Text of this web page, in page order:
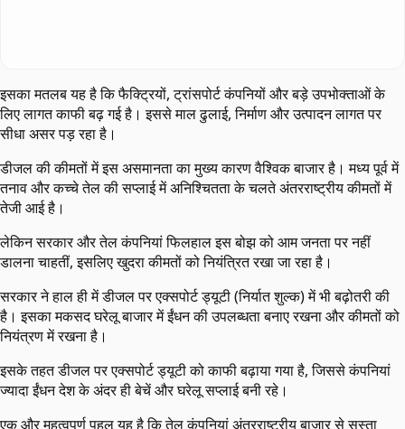
इसका मतलब यह है कि फैक्ट्रियों, ट्रांसपोर्ट कंपनियों और बड़े उपभोक्ताओं के
लिए लागत काफी बढ़ गई है। इससे माल ढुलाई, निर्माण और उत्पादन लागत पर
सीधा असर पड़ रहा है।
डीजल की कीमतों में इस असमानता का मुख्य कारण वैश्विक बाजार है। मध्य पूर्व में
तनाव और कच्चे तेल की सप्लाई में अनिश्चितता के चलते अंतरराष्ट्रीय कीमतों में
तेजी आई है।
लेकिन सरकार और तेल कंपनियां फिलहाल इस बोझ को आम जनता पर नहीं
डालना चाहतीं, इसलिए खुदरा कीमतों को नियंत्रित रखा जा रहा है।
सरकार ने हाल ही में डीजल पर एक्सपोर्ट ड्यूटी (निर्यात शुल्क) में भी बढ़ोतरी की
है। इसका मकसद घरेलू बाजार में ईंधन की उपलब्धता बनाए रखना और कीमतों को
नियंत्रण में रखना है।
इसके तहत डीजल पर एक्सपोर्ट ड्यूटी को काफी बढ़ाया गया है, जिससे कंपनियां
ज्यादा ईंधन देश के अंदर ही बेचें और घरेलू सप्लाई बनी रहे।
एक और महत्वपूर्ण पहलू यह है कि तेल कंपनियां अंतरराष्ट्रीय बाजार से सस्ता